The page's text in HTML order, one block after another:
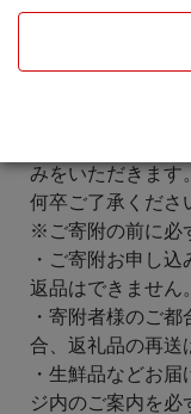
なお、返礼品は
みをいただきます
何卒ご了承くださ
※ご寄附の前に必
・ご寄附お申し
返品はできません。
・寄附者様のご
合、返礼品の再送
・生鮮品などお
ジ内のご案内を必